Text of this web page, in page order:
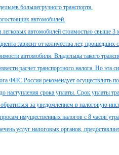
большегрузного транспорта.
автомобилей.
легковых автомобилей стоимостью свыше
зависит от количества лет, прошедших
автомобиля. Владельцы такого
расчет транспортного налога. Но эта
ФНС России рекомендует осуществлять
наступления срока уплаты. Срок уплаты
за уведомлением в налоговую
имущественных налогов с 8 часов
услуг налоговых органов,